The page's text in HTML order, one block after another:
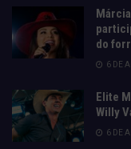
do
6 DE
Elite
Willy
6 DE